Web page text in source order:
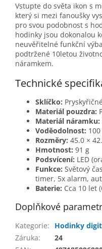
Vstupte do světa ikon s
který si mezi fanoušky
pro svou podobnost s
hodinky jsou dokonalou
neuvěřitelné funkční
podtržené 10letou
náramkem.
Technické
Sklíčko: Pryskyřičné
Materiál pouzdra:
Materiál náramku:
Voděodolnost:
Rozměry: 45.0 ×
Hmotnost: 91 g
Podsvícení: LED
Funkce: Světový
timer, 5x alarm,
Baterie: Cca 10 let
Doplňkové
Kategorie:
Hodinky
Záruka:
24